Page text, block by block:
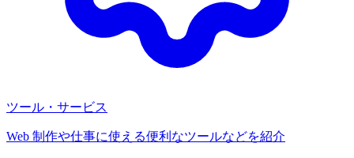
ツール・サービス
Web 制作や仕事に使える便利なツールなどを紹介